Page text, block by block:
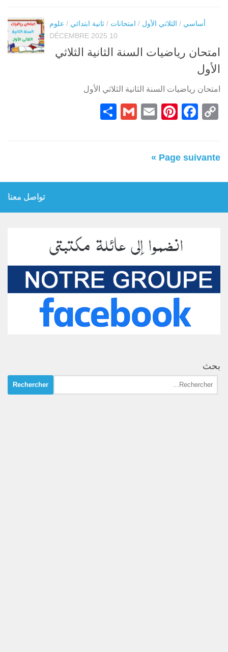
أساسي / الثلاثي الأول / امتحانات / ثانية ابتدائي / علوم
10 DÉCEMBRE 2025
امتحان رياضيات السنة الثانية الثلاثي
الأول
امتحان رياضيات السنة الثانية الثلاثي الأول
Copy
Facebook
Pinterest
Email
Gmail
Page suivante »
تواصل معنا
بحث
Rechercher :